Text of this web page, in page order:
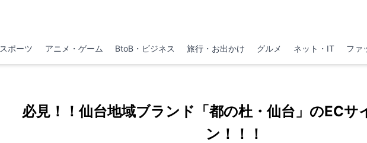
スポーツ アニメ・ゲーム BtoB・ビジネス 旅行・お出かけ グルメ ネット・IT ファ
必見！！仙台地域ブランド「都の杜・仙台」のECサ
ン！！！